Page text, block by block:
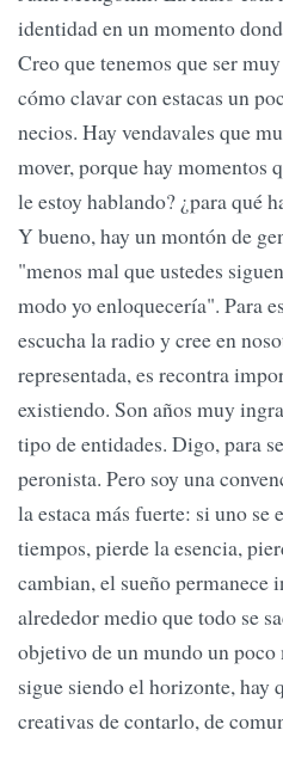
identidad en un momento
Creo que tenemos que ser
cómo clavar con estacas un
necios. Hay vendavales que
mover, porque hay momentos
le estoy hablando? ¿para qué
Y bueno, hay un montón de
"menos mal que ustedes
modo yo enloquecería". Para
escucha la radio y cree en
representada, es recontra
existiendo. Son años muy
tipo de entidades. Digo, para
peronista. Pero soy una
la estaca más fuerte: si uno se
tiempos, pierde la esencia,
cambian, el sueño permanece
alrededor medio que todo se
objetivo de un mundo un
sigue siendo el horizonte, hay
creativas de contarlo, de